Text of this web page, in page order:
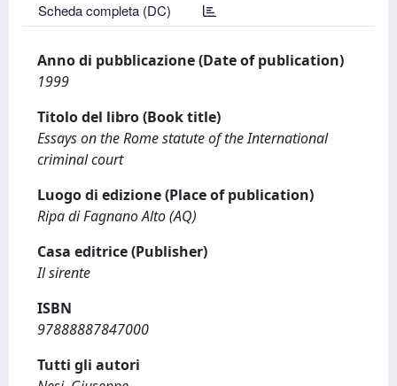
Scheda completa (DC)
Anno di pubblicazione (Date of publication)
1999
Titolo del libro (Book title)
Essays on the Rome statute of the International
criminal court
Luogo di edizione (Place of publication)
Ripa di Fagnano Alto (AQ)
Casa editrice (Publisher)
Il sirente
ISBN
97888887847000
Tutti gli autori